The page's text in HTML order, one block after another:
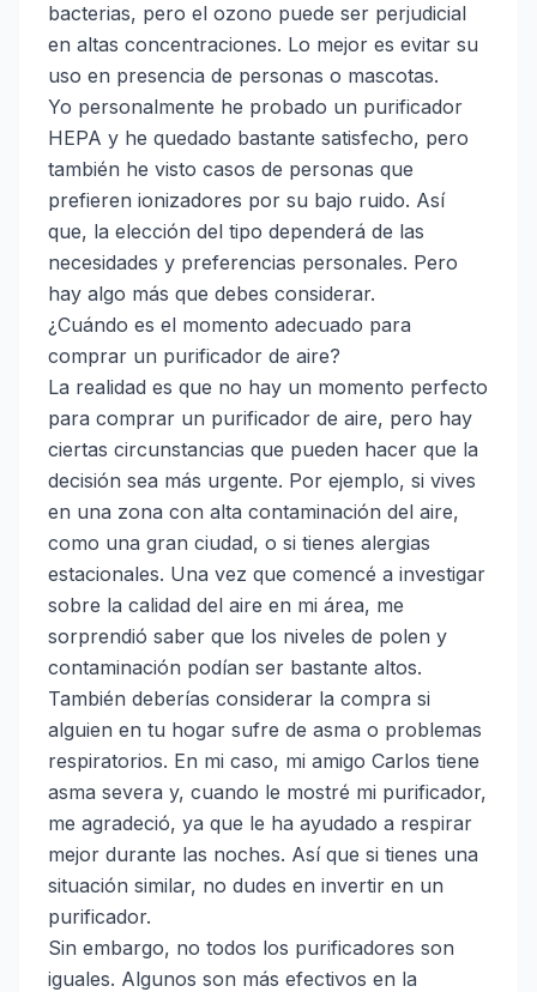
bacterias, pero el ozono puede ser perjudicial
en altas concentraciones. Lo mejor es evitar su
uso en presencia de personas o mascotas.
Yo personalmente he probado un purificador
HEPA y he quedado bastante satisfecho, pero
también he visto casos de personas que
prefieren ionizadores por su bajo ruido. Así
que, la elección del tipo dependerá de las
necesidades y preferencias personales. Pero
hay algo más que debes considerar.
¿Cuándo es el momento adecuado para
comprar un purificador de aire?
La realidad es que no hay un momento perfecto
para comprar un purificador de aire, pero hay
ciertas circunstancias que pueden hacer que la
decisión sea más urgente. Por ejemplo, si vives
en una zona con alta contaminación del aire,
como una gran ciudad, o si tienes alergias
estacionales. Una vez que comencé a investigar
sobre la calidad del aire en mi área, me
sorprendió saber que los niveles de polen y
contaminación podían ser bastante altos.
También deberías considerar la compra si
alguien en tu hogar sufre de asma o problemas
respiratorios. En mi caso, mi amigo Carlos tiene
asma severa y, cuando le mostré mi purificador,
me agradeció, ya que le ha ayudado a respirar
mejor durante las noches. Así que si tienes una
situación similar, no dudes en invertir en un
purificador.
Sin embargo, no todos los purificadores son
iguales. Algunos son más efectivos en la